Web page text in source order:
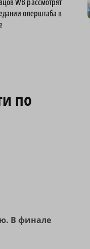
оперштаба в
по
В финале